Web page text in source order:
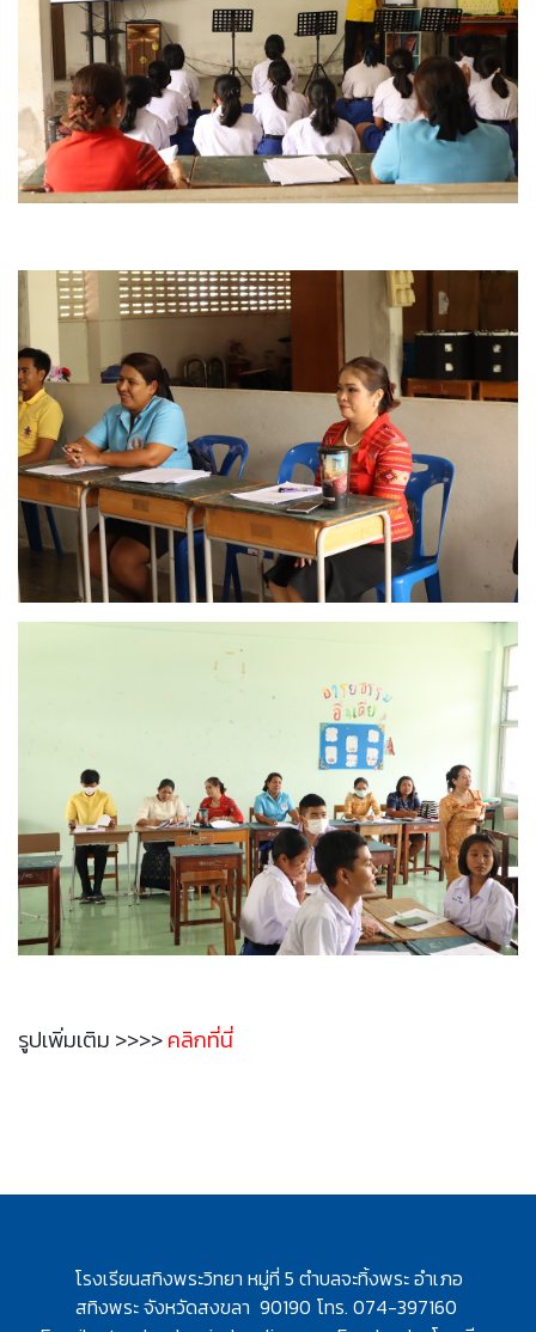
รูปเพิ่มเติม >>>>คลิกที่นี่
โรงเรียนสทิงพระวิทยา หมู่ที่ 5 ตำบลจะทิ้งพระ อำเภอ
สทิงพระจังหวัดสงขลา 90190 โทร. 074-397160